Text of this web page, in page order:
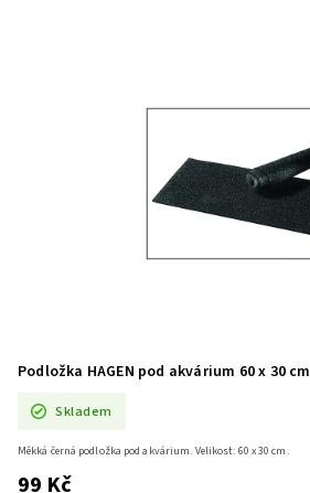
Podložka HAGEN pod akvárium 60 x 30 cm
Skladem
99 Kč
Měkká černá podložka pod akvárium. Velikost: 60 x 30 cm.